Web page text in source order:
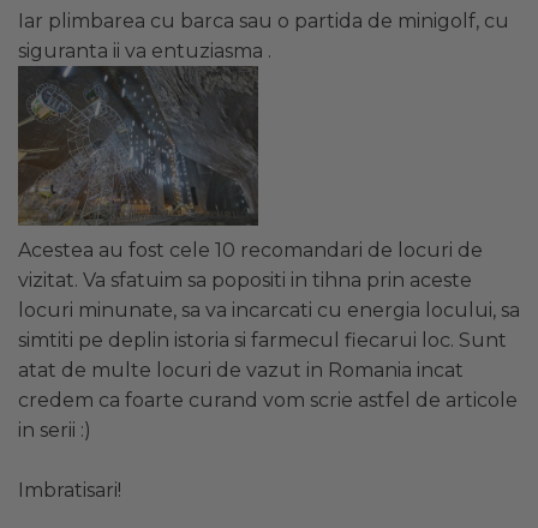
Iar plimbarea cu barca sau o partida de minigolf, cu
siguranta ii va entuziasma .
Acestea au fost cele 10 recomandari de locuri de
vizitat. Va sfatuim sa popositi in tihna prin aceste
locuri minunate, sa va incarcati cu energia locului, sa
simtiti pe deplin istoria si farmecul fiecarui loc. Sunt
atat de multe locuri de vazut in Romania incat
credem ca foarte curand vom scrie astfel de articole
in serii :)
Imbratisari!